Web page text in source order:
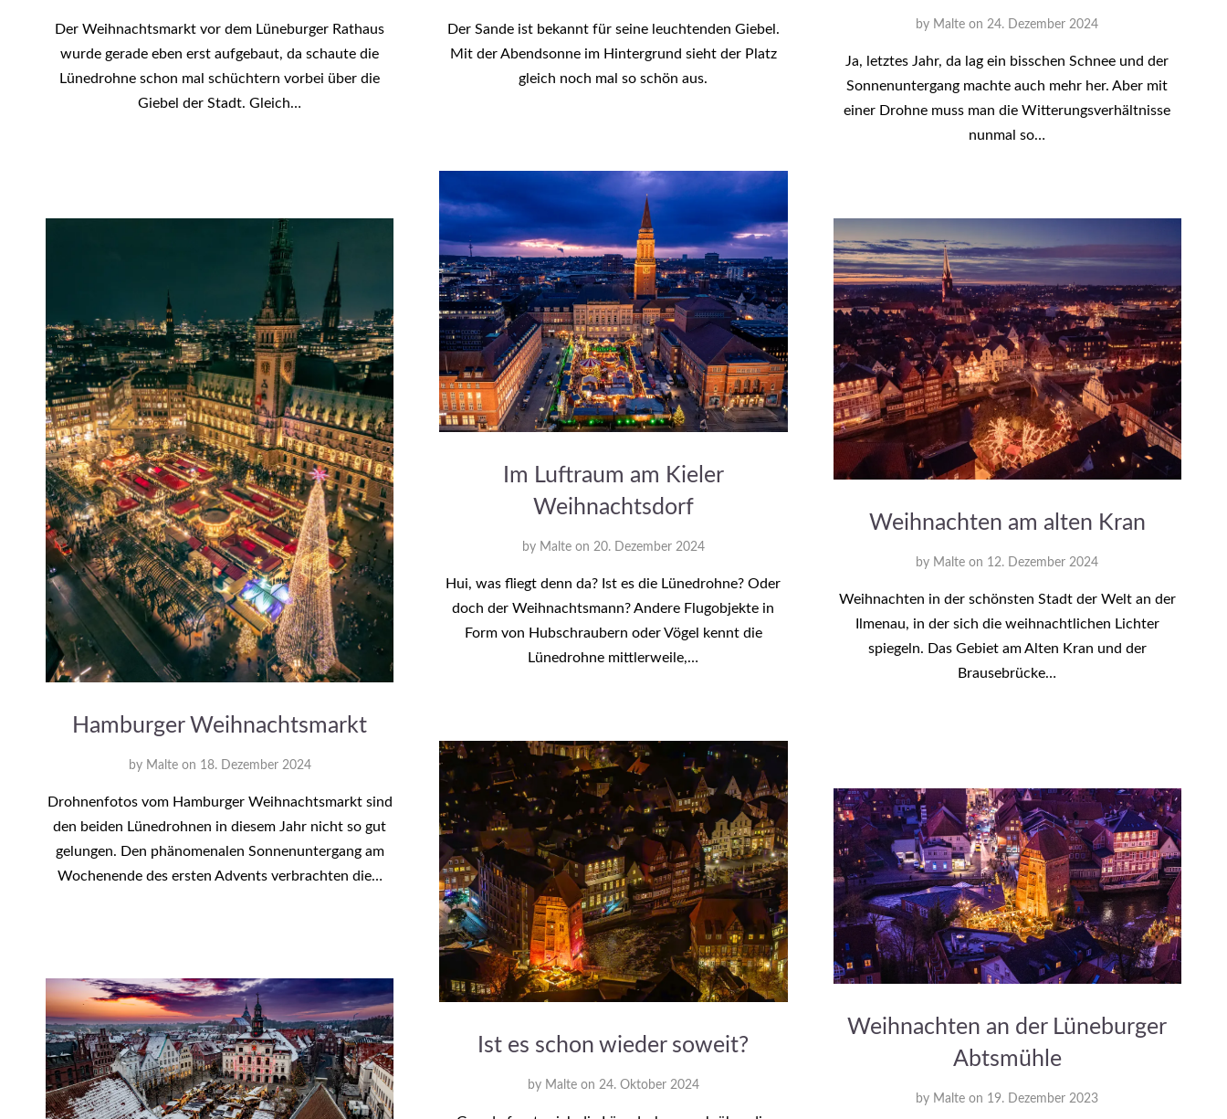
Der Weihnachtsmarkt vor dem Lüneburger Rathaus
wurde gerade eben erst aufgebaut, da schaute die
Lünedrohne schon mal schüchtern vorbei über die
Giebel der Stadt. Gleich…
Der Sande ist bekannt für seine leuchtenden Giebel.
Mit der Abendsonne im Hintergrund sieht der Platz
gleich noch mal so schön aus.
by Malte on24. Dezember 2024
Ja, letztes Jahr, da lag ein bisschen Schnee und der
Sonnenuntergang machte auch mehr her. Aber mit
einer Drohne muss man die Witterungsverhältnisse
nunmal so…
Im Luftraum am Kieler
Weihnachtsdorf
by Malte on 20. Dezember 2024
Hui, was fliegt denn da? Ist es die Lünedrohne? Oder
doch der Weihnachtsmann? Andere Flugobjekte in
Form von Hubschraubern oder Vögel kennt die
Lünedrohne mittlerweile,…
Hamburger Weihnachtsmarkt
by Malte on 18. Dezember 2024
Drohnenfotos vom Hamburger Weihnachtsmarkt sind
den beiden Lünedrohnen in diesem Jahr nicht so gut
gelungen. Den phänomenalen Sonnenuntergang am
Wochenende des ersten Advents verbrachten die…
Weihnachten am alten Kran
by Malte on 12. Dezember 2024
Weihnachten in der schönsten Stadt der Welt an der
Ilmenau, in der sich die weihnachtlichen Lichter
spiegeln. Das Gebiet am Alten Kran und der
Brausebrücke…
Ist es schon wieder soweit?
by Malte on 24. Oktober 2024
Weihnachten an der Lüneburger
Abtsmühle
by Malte on 19. Dezember 2023